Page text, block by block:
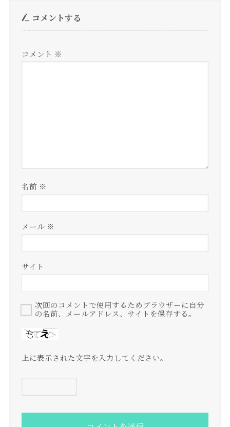
コメントする
コメント ※
名前 ※
メール ※
サイト
次回のコメントで使用するためブラウザーに自分
の名前、メールアドレス、サイトを保存する。
上に表示された文字を入力してください。